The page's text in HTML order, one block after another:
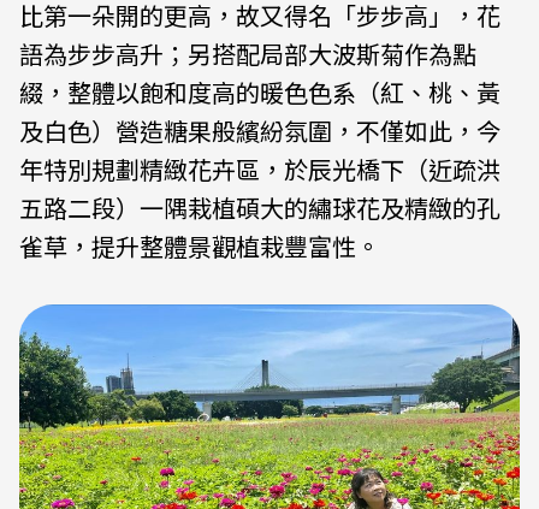
比第一朵開的更高，故又得名「步步高」，花
語為步步高升；另搭配局部大波斯菊作為點
綴，整體以飽和度高的暖色色系（紅、桃、黃
及白色）營造糖果般繽紛氛圍，不僅如此，今
年特別規劃精緻花卉區，於辰光橋下（近疏洪
五路二段）一隅栽植碩大的繡球花及精緻的孔
雀草，提升整體景觀植栽豐富性。